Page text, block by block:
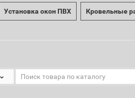
Установка окон ПВХ Кровельные